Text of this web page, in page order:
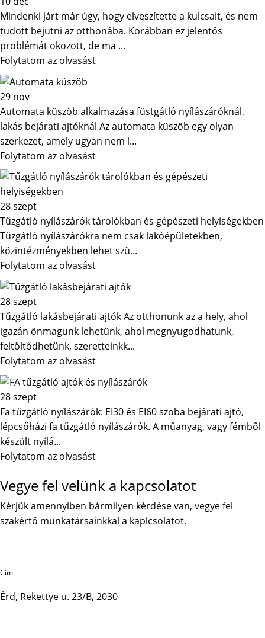
Mindenki járt már úgy, hogy elveszítette a kulcsait, és nem
tudott bejutni az otthonába. Korábban ez jelentős
problémát okozott, de ma ...
Folytatom az olvasást
29 nov
Automata küszöb alkalmazása füstgátló nyílászáróknál,
lakás bejárati ajtóknál Az automata küszöb egy olyan
szerkezet, amely ugyan nem l...
Folytatom az olvasást
28szept
Tűzgátló nyílászárók tárolókban és gépészeti helyiségekben
Tűzgátló nyílászárókra nem csak lakóépületekben,
közintézményekben lehet szü...
Folytatom az olvasást
28szept
Tűzgátló lakásbejárati ajtók Az otthonunk az a hely, ahol
igazán önmagunk lehetünk, ahol megnyugodhatunk,
feltöltődhetünk, szeretteinkk...
Folytatom az olvasást
28szept
Fa tűzgátló nyílászárók: EI30 és EI60 szoba bejárati ajtó,
lépcsőházi fa tűzgátló nyílászárók. A műanyag, vagy fémből
készült nyílá...
Folytatom az olvasást
Vegye fel velünk a kapcsolatot
Kérjük amennyiben bármilyen kérdése van, vegye fel
szakértő munkatársainkkal a kaplcsolatot.
Cím
Érd, Rekettye u. 23/B, 2030